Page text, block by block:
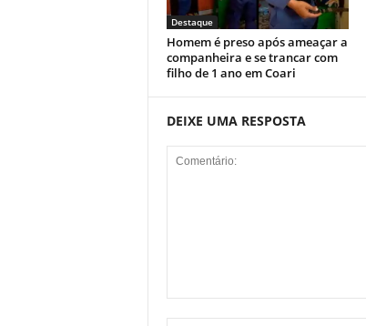
Destaque
Homem é preso após ameaçar a
companheira e se trancar com
filho de 1 ano em Coari
DEIXE UMA RESPOSTA